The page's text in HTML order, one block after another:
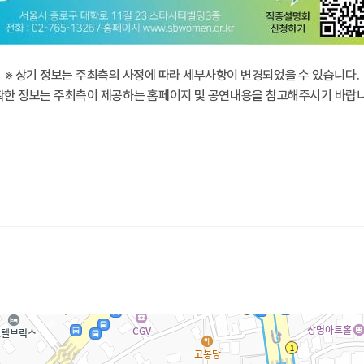
※ 상기 정보는 주최측의 사정에 따라 세부사항이 변경되었을 수 있습니다.
한 정보는 주최측이 제공하는 홈페이지 및 공연내용을 참고해주시기 바랍